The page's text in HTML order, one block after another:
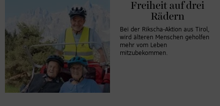
Freiheit auf drei
Rädern
Bei der Rikscha-Aktion aus Tirol,
wird älteren Menschen geholfen
mehr vom Leben
mitzubekommen.